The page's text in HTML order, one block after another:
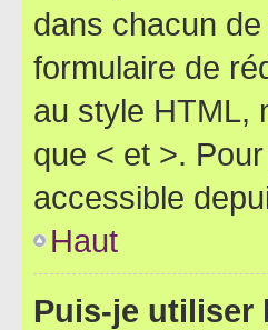
dans chacun
formulaire de
au style HTML,
que < et >.
accessible
Haut
Puis-je utiliser